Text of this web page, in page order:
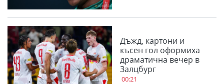
Дъжд, картони и
късен гол оформиха
драматична вечер в
Залцбург
00:21